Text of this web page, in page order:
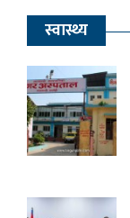
स्वास्थ्य